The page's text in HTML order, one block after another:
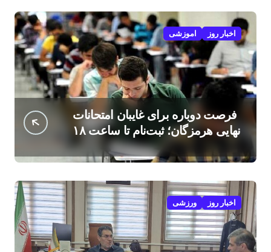
اخبار روز اموزشی
فرصت دوباره برای غایبان امتحانات
نهایی هرمزگان؛ ثبت‌نام تا ساعت ۱۸
امروز
اخبار روز ورزشی